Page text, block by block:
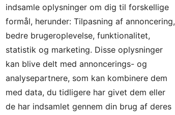
det er: ”
Langt den største del af
tjener simpelthen flere penge på aktiv
til at tilbyde passiv forvaltning, så
indsamle oplysninger om dig til forskellige
formål, herunder: Tilpasning af annoncering,
bedre brugeroplevelse, funktionalitet,
statistik og marketing. Disse oplysninger
kan blive delt med annoncerings- og
analysepartnere, som kan kombinere dem
med data, du tidligere har givet dem eller
de har indsamlet gennem din brug af deres